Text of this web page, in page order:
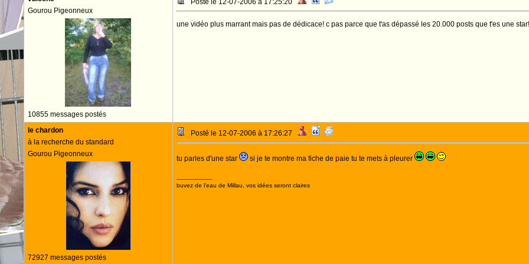
Gourou Pigeonneux
10855 messages postés
Posté le 12-07-2006 à 17:25:20
une vidéo plus marrant mais pas de dédicace! c pas parce que t'as dépassé les 20.000 posts que t'es une star!
le chardon
à la recherche du standard
Gourou Pigeonneux
72927 messages postés
Posté le 12-07-2006 à 17:26:27
tu parles d'une star si je te montre ma fiche de paie tu te mets à pleurer
--------------------
buvez de l'eau de Millau, vos idées seront claires